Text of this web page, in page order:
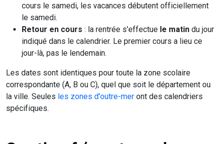
Carte des zones scolaires A, B et C - France 2026-2027
Voir le détail des zones scolaires A/B/C & Corse